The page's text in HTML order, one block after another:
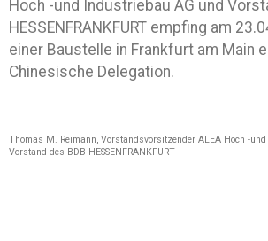
Hoch -und Industriebau AG und
HESSENFRANKFURT empfing am
einer Baustelle in Frankfurt am Main
Chinesische Delegation.
Thomas M. Reimann, Vorstandsvorsitzender ALEA Hoch -
Vorstand des BDB-HESSENFRANKFURT